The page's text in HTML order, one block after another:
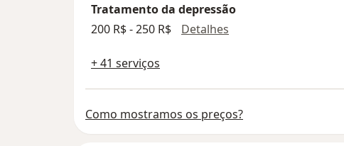
Tratamento da depressão
200 R$ - 250 R$
Detalhes
+ 41 serviços
Como mostramos os preços?